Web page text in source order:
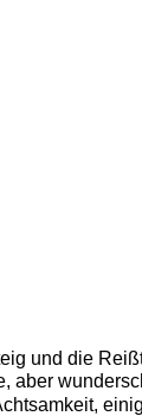
und die
aber